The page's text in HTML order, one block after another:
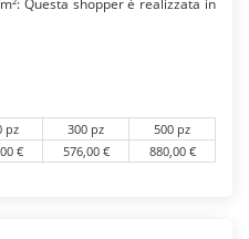
Questa shopper è realizzata in
pz 300 pz
500 pz
€ 576,00 € 880,00 €